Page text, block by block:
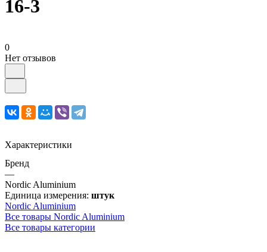
16-3
0
Нет отзывов
Характеристики
Бренд
—
Nordic Aluminium
Единица измерения: штук
Nordic Aluminium
Все товары Nordic Aluminium
Все товары категории